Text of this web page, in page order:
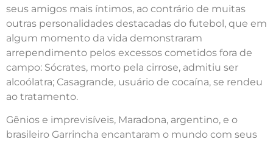
seus amigos mais íntimos, ao contrário de muitas
outras personalidades destacadas do futebol, que em
algum momento da vida demonstraram
arrependimento pelos excessos cometidos fora de
campo: Sócrates, morto pela cirrose, admitiu ser
alcoólatra; Casagrande, usuário de cocaína, se rendeu
ao tratamento.
Gênios e imprevisíveis, Maradona, argentino, e o
brasileiro Garrincha encantaram o mundo com seus